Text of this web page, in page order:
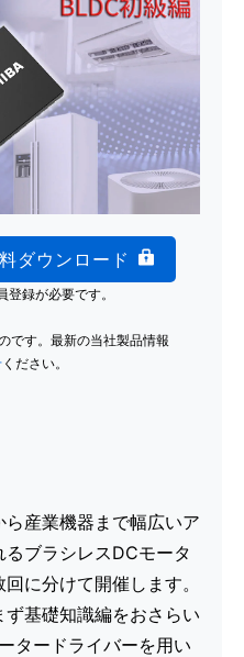
ダウンロード
録が必要です。
です。最新の当社製品情報
ください。
産業機器まで幅広いア
ブラシレスDCモータ
に分けて開催します。
基礎知識編をおさらい
タードライバーを用い